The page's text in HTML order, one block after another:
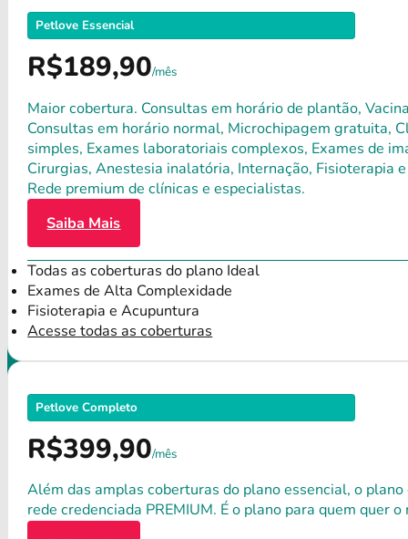
Petlove Essencial
R$189,90/mês
Maior cobertura. Consultas em horário de plantão,
Consultas em horário normal, Microchipagem gratuita,
simples, Exames laboratoriais complexos, Exames de
Cirurgias, Anestesia inalatória, Internação, Fisioterapia
Rede premium de clínicas e especialistas.
Saiba Mais
Todas as coberturas do plano Ideal
Exames de Alta Complexidade
Fisioterapia e Acupuntura
Acesse todas as coberturas
Petlove Completo
R$399,90/mês
Além das amplas coberturas do plano essencial, o
rede credenciada PREMIUM. É o plano para quem quer